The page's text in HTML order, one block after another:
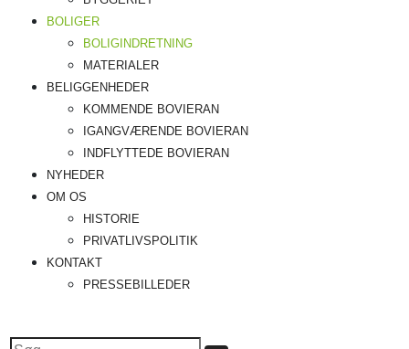
BOLIGER
BOLIGINDRETNING
MATERIALER
BELIGGENHEDER
KOMMENDE BOVIERAN
IGANGVÆRENDE BOVIERAN
INDFLYTTEDE BOVIERAN
NYHEDER
OM OS
HISTORIE
PRIVATLIVSPOLITIK
KONTAKT
PRESSEBILLEDER